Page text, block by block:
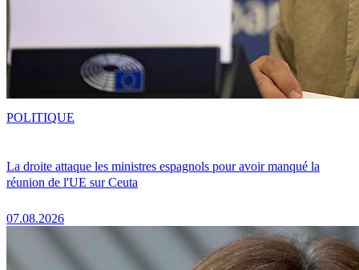
La droite attaque les ministres espagnols pour avoir manqué la
réunion de l'UE sur Ceuta
07.08.2026
POLITIQUE